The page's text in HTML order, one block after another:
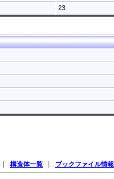
23
構造体一覧 ブックファイル情報